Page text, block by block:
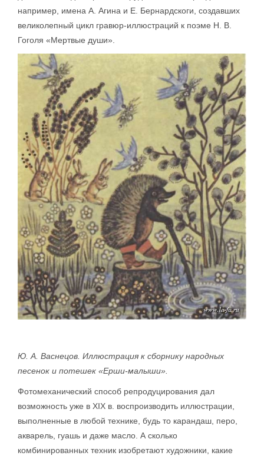
например, имена А. Агина и Е. Бернардскоги, создавших
великолепный цикл гравюр-иллюстраций к поэме Н. В.
Гоголя «Мертвые души».
Ю. А. Васнецов. Иллюстрация к сборнику на­родных
песенок и потешек «Ерши-малыши».
Фотомеханический способ репродуцирования дал
возможность уже в XIX в. воспроизводить иллюстрации,
выполненные в любой технике, будь то карандаш, перо,
акварель, гуашь и даже масло. А сколько
комбинированных техник изобретают художники, какие